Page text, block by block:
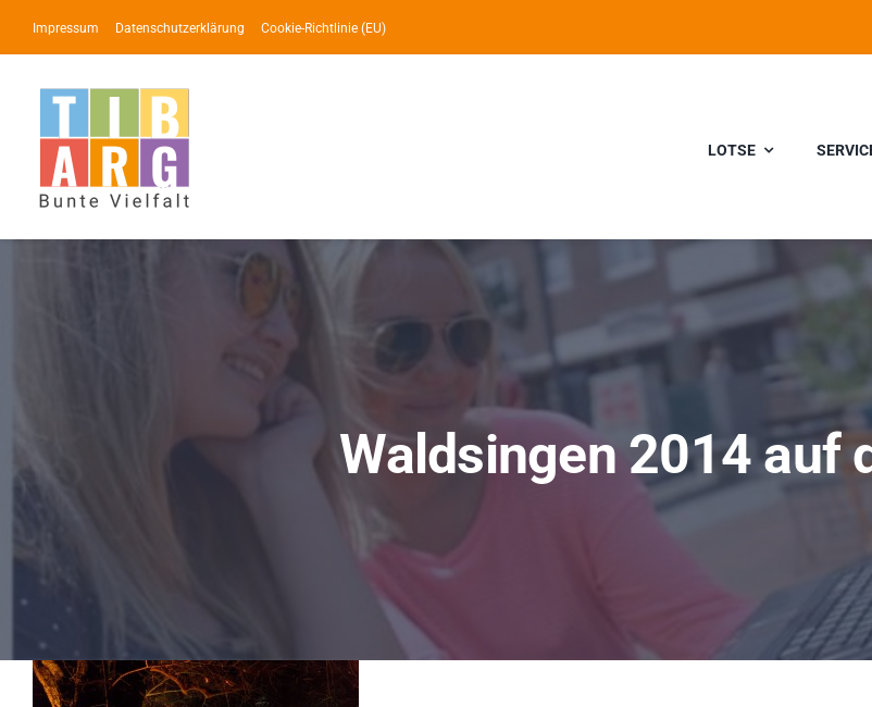
Inhalt
springen
Impressum Datenschutzerklärung Cookie-Richtlinie (EU)
LOTSE
Waldsingen 2014 auf